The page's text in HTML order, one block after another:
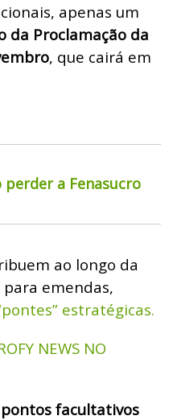
apenas um
da Proclamação da
, que cairá em
a Fenasucro
ao longo da
emendas,
estratégicas.
NEWS NO
facultativos